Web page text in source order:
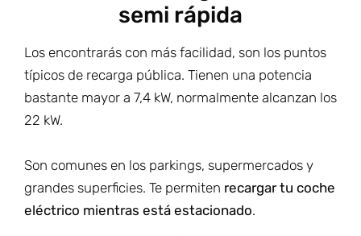
semi rápida
Los encontrarás con más facilidad, son los puntos
típicos de recarga pública. Tienen una potencia
bastante mayor a 7,4 kW, normalmente alcanzan los
22 kW.
Son comunes en los parkings, supermercados y
grandes superficies. Te permiten recargar tu coche
eléctrico mientras está estacionado.